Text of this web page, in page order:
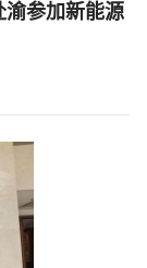
参加新能源